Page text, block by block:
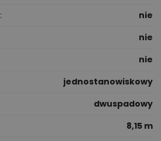
nie
nie
nie
jednostanowiskowy
dwuspadowy
8,15 m